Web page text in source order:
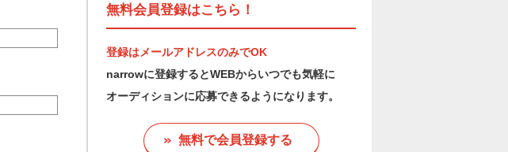
無料会員登録はこちら！
登録はメールアドレスのみでOK
narrowに登録するとWEBからいつでも気軽に
オーディションに応募できるようになります。
無料で会員登録する